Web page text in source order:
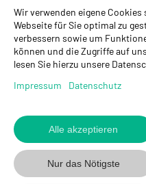
GYSO AG
Hauptsitz Kloten
Steinackerstrasse 34
8302 Kloten
+ 41 43 255 55 55
www.gyso.ch
GYSO
auf
GYSO
auf
Gyso
auf
Wir verwenden eigene
Webseite für Sie optimal zu
verbessern sowie um
können und die Zugriffe auf
lesen Sie hierzu unsere
Impressum
Datenschutz
Alle akzeptieren
Nur das Nötigste